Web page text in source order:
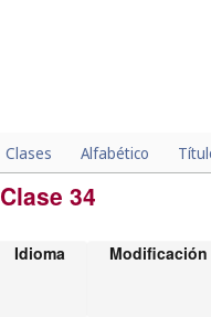
Clases Alfabético
Clase 34
Idioma Modificación